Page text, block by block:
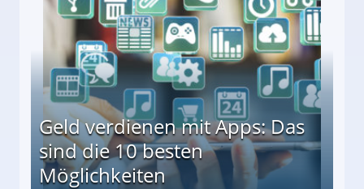
Geld verdienen mit Apps: Das
sind die 10 besten
Möglichkeiten